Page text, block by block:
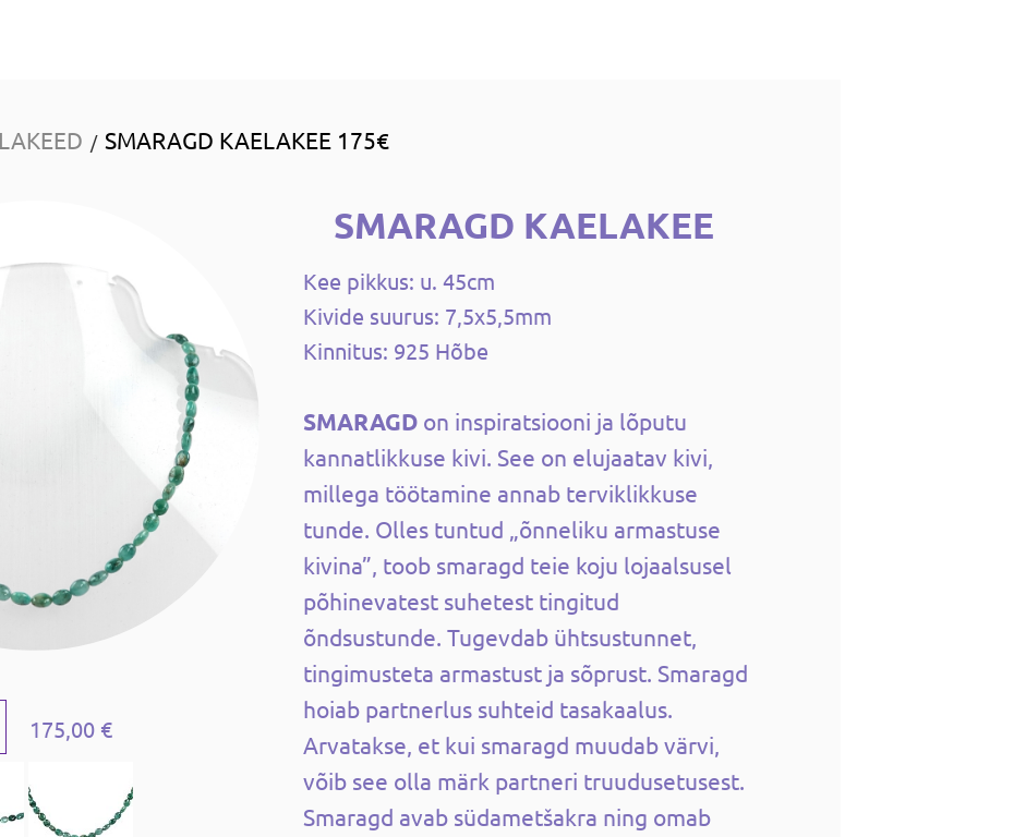
/ SMARAGD KAELAKEE 175€
175,00 €
SMARAGD KAELAKEE
Kee pikkus: u. 45cm
Kivide suurus: 7,5x5,5mm
Kinnitus: 925 Hõbe
SMARAGD on inspiratsiooni ja lõputu
kannatlikkuse kivi. See on elujaatav kivi,
millega töötamine annab terviklikkuse
tunde. Olles tuntud „õnneliku armastuse
kivina”, toob smaragd teie koju lojaalsusel
põhinevatest suhetest tingitud
õndsustunde. Tugevdab ühtsustunnet,
tingimusteta armastust ja sõprust. Smaragd
hoiab partnerlus suhteid tasakaalus.
Arvatakse, et kui smaragd muudab värvi,
võib see olla märk partneri truudusetusest.
Smaragd avab südametšakra ning omab